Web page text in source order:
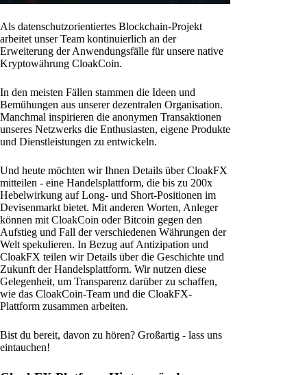
Als datenschutzorientiertes Blockchain-Projekt
arbeitet unser Team kontinuierlich an der
Erweiterung der Anwendungsfälle für unsere native
Kryptowährung CloakCoin.
In den meisten Fällen stammen die Ideen und
Bemühungen aus unserer dezentralen Organisation.
Manchmal inspirieren die anonymen Transaktionen
unseres Netzwerks die Enthusiasten, eigene Produkte
und Dienstleistungen zu entwickeln.
Und heute möchten wir Ihnen Details über CloakFX
mitteilen - eine Handelsplattform, die bis zu 200x
Hebelwirkung auf Long- und Short-Positionen im
Devisenmarkt bietet. Mit anderen Worten, Anleger
können mit CloakCoin oder Bitcoin gegen den
Aufstieg und Fall der verschiedenen Währungen der
Welt spekulieren. In Bezug auf Antizipation und
CloakFX teilen wir Details über die Geschichte und
Zukunft der Handelsplattform. Wir nutzen diese
Gelegenheit, um Transparenz darüber zu schaffen,
wie das CloakCoin-Team und die CloakFX-
Plattform zusammen arbeiten.
Bist du bereit, davon zu hören? Großartig - lass uns
eintauchen!